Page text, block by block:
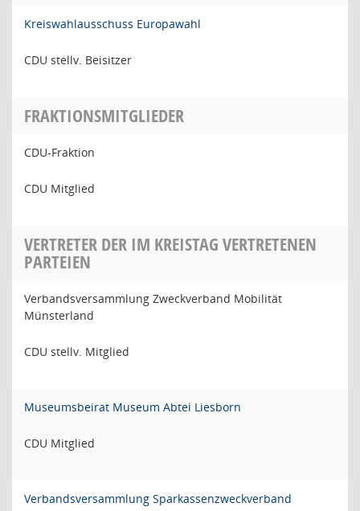
Kreiswahlausschuss Europawahl
CDU stellv. Beisitzer
FRAKTIONSMITGLIEDER
CDU-Fraktion
CDU Mitglied
VERTRETER DER IM KREISTAG VERTRETENEN
PARTEIEN
Verbandsversammlung Zweckverband Mobilität
Münsterland
CDU stellv. Mitglied
Museumsbeirat Museum Abtei Liesborn
CDU Mitglied
Verbandsversammlung Sparkassenzweckverband